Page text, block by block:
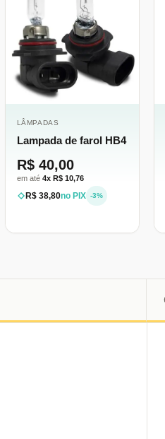
LÂMPADAS
Lampada de farol HB4
R$ 40,00
em até 4x R$ 10,76
R$ 38,80no PIX -3%